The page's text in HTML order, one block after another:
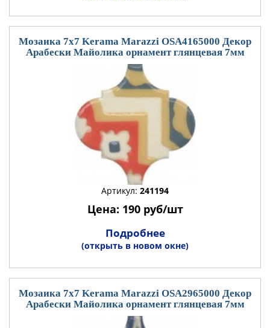
Мозаика 7x7 Kerama Marazzi OSA4165000 Декор
Арабески Майолика орнамент глянцевая 7мм
Артикул: 241194
Цена: 190 руб/шт
Подробнее
(открыть в новом окне)
Мозаика 7x7 Kerama Marazzi OSA2965000 Декор
Арабески Майолика орнамент глянцевая 7мм